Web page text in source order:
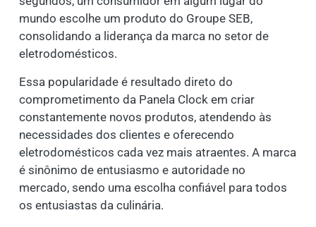
mundo escolhe um produto do Groupe SEB,
consolidando a liderança da marca no setor de
eletrodomésticos.
Essa popularidade é resultado direto do
comprometimento da Panela Clock em criar
constantemente novos produtos, atendendo às
necessidades dos clientes e oferecendo
eletrodomésticos cada vez mais atraentes. A marca
é sinônimo de entusiasmo e autoridade no
mercado, sendo uma escolha confiável para todos
os entusiastas da culinária.